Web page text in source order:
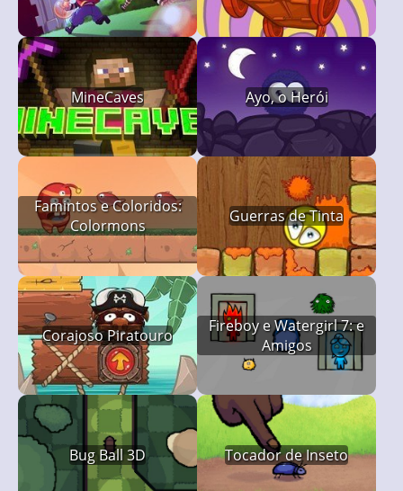
MineCaves Ayo, o Herói
Famintos e Coloridos:
Colormons
Guerras de Tinta
Corajoso Piratouro
Fireboy e Watergirl 7: e
Amigos
Bug Ball 3D Tocador de Inseto